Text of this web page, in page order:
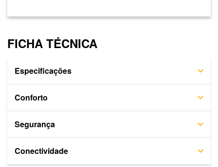
FICHA TÉCNICA
Especificações
Conforto
Segurança
Conectividade